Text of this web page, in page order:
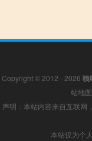
Copyright © 2012 - 2026 咦
站地图
声明：本站内容来自互联网
本站仅为个